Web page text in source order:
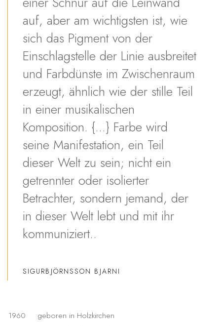
auf, aber am wichtigsten ist, wie
sich das Pigment von der
Einschlagstelle der Linie ausbreitet
und Farbdünste im Zwischenraum
erzeugt, ähnlich wie der stille Teil
in einer musikalischen
Komposition. {...} Farbe wird
seine Manifestation, ein Teil
dieser Welt zu sein; nicht ein
getrennter oder isolierter
Betrachter, sondern jemand, der
in dieser Welt lebt und mit ihr
kommuniziert..
SIGURBJÖRNSSON BJARNI
1960 geboren in Holzkirchen